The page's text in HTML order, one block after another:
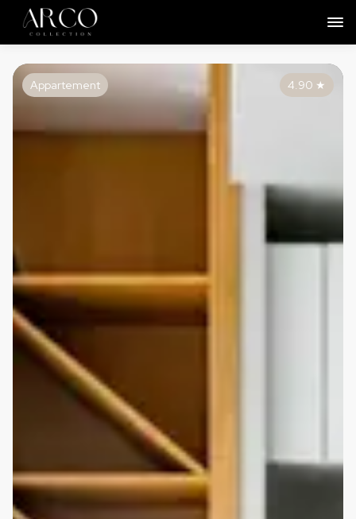
4.90 ★
Appartement